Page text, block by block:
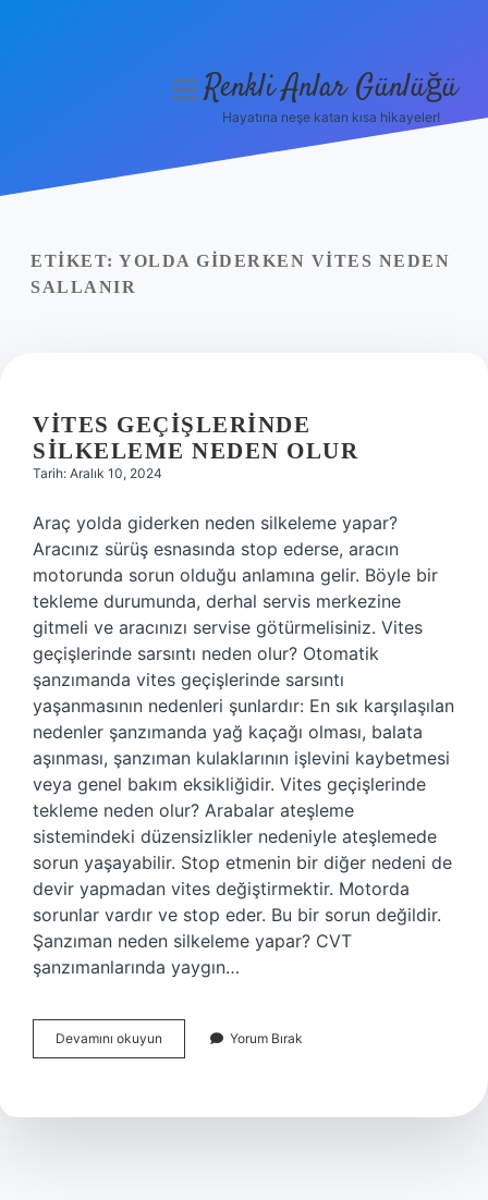
Yasal Uyarı
menüyüRenkli Anlar Günlüğü
Hayatına neşe katan kısa hikayeler!
ETIKET: YOLDA GIDERKEN VITES NEDEN
SALLANIR
VITES GEÇIŞLERINDE
SILKELEME NEDEN OLUR
Tarih: Aralık 10, 2024
Araç yolda giderken neden silkeleme yapar?
Aracınız sürüş esnasında stop ederse, aracın
motorunda sorun olduğu anlamına gelir. Böyle bir
tekleme durumunda, derhal servis merkezine
gitmeli ve aracınızı servise götürmelisiniz. Vites
geçişlerinde sarsıntı neden olur? Otomatik
şanzımanda vites geçişlerinde sarsıntı
yaşanmasının nedenleri şunlardır: En sık karşılaşılan
nedenler şanzımanda yağ kaçağı olması, balata
aşınması, şanzıman kulaklarının işlevini kaybetmesi
veya genel bakım eksikliğidir. Vites geçişlerinde
tekleme neden olur? Arabalar ateşleme
sistemindeki düzensizlikler nedeniyle ateşlemede
sorun yaşayabilir. Stop etmenin bir diğer nedeni de
devir yapmadan vites değiştirmektir. Motorda
sorunlar vardır ve stop eder. Bu bir sorun değildir.
Şanzıman neden silkeleme yapar? CVT
şanzımanlarında yaygın…
Devamını okuyun
Geçişlerinde
Olur
Yorum Bırak